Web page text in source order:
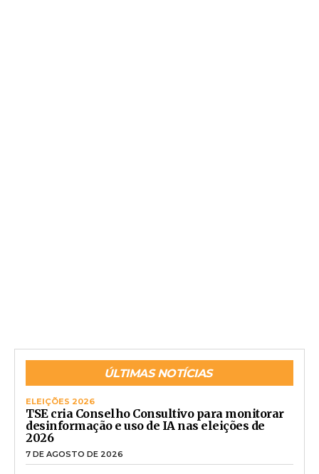
ÚLTIMAS NOTÍCIAS
ELEIÇÕES 2026
TSE cria Conselho Consultivo para monitorar
desinformação e uso de IA nas eleições de
2026
7 DE AGOSTO DE 2026